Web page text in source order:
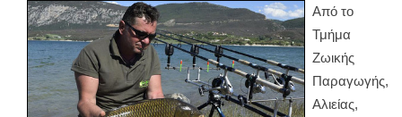
Από το
Τμήμα
Ζωικής
Παραγωγής,
Αλιείας,